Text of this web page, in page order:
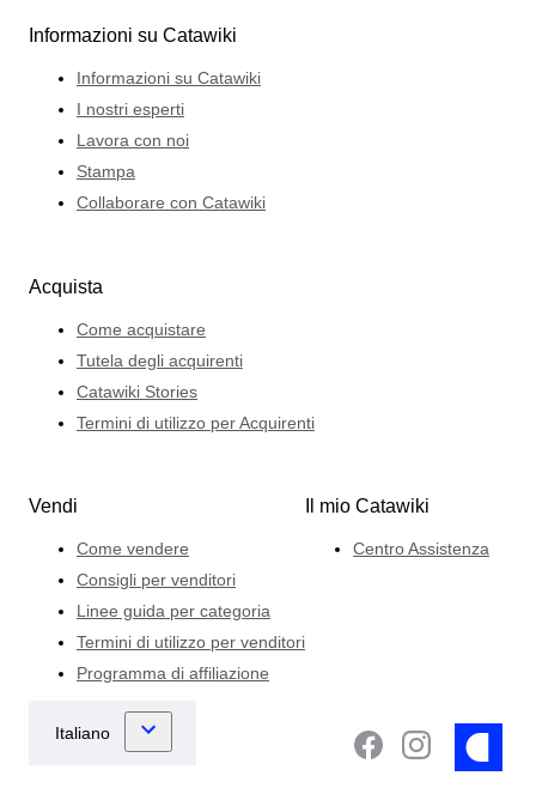
Informazioni su Catawiki
Informazioni su Catawiki
I nostri esperti
Lavora con noi
Stampa
Collaborare con Catawiki
Acquista
Come acquistare
Tutela degli acquirenti
Catawiki Stories
Termini di utilizzo per Acquirenti
Vendi
Come vendere
Consigli per venditori
Linee guida per categoria
Termini di utilizzo per venditori
Programma di affiliazione
Il mio Catawiki
Centro Assistenza